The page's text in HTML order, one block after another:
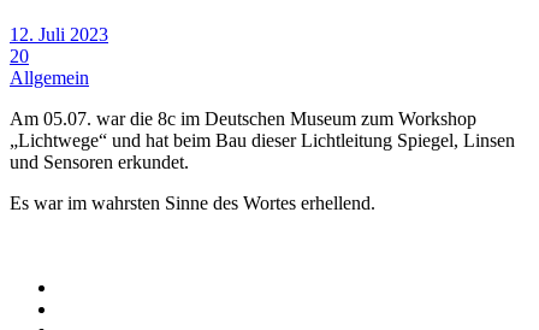
12. Juli 2023
20
Allgemein
Am 05.07. war die 8c im Deutschen Museum zum Workshop
„Lichtwege“ und hat beim Bau dieser Lichtleitung Spiegel, Linsen
und Sensoren erkundet.
Es war im wahrsten Sinne des Wortes erhellend.